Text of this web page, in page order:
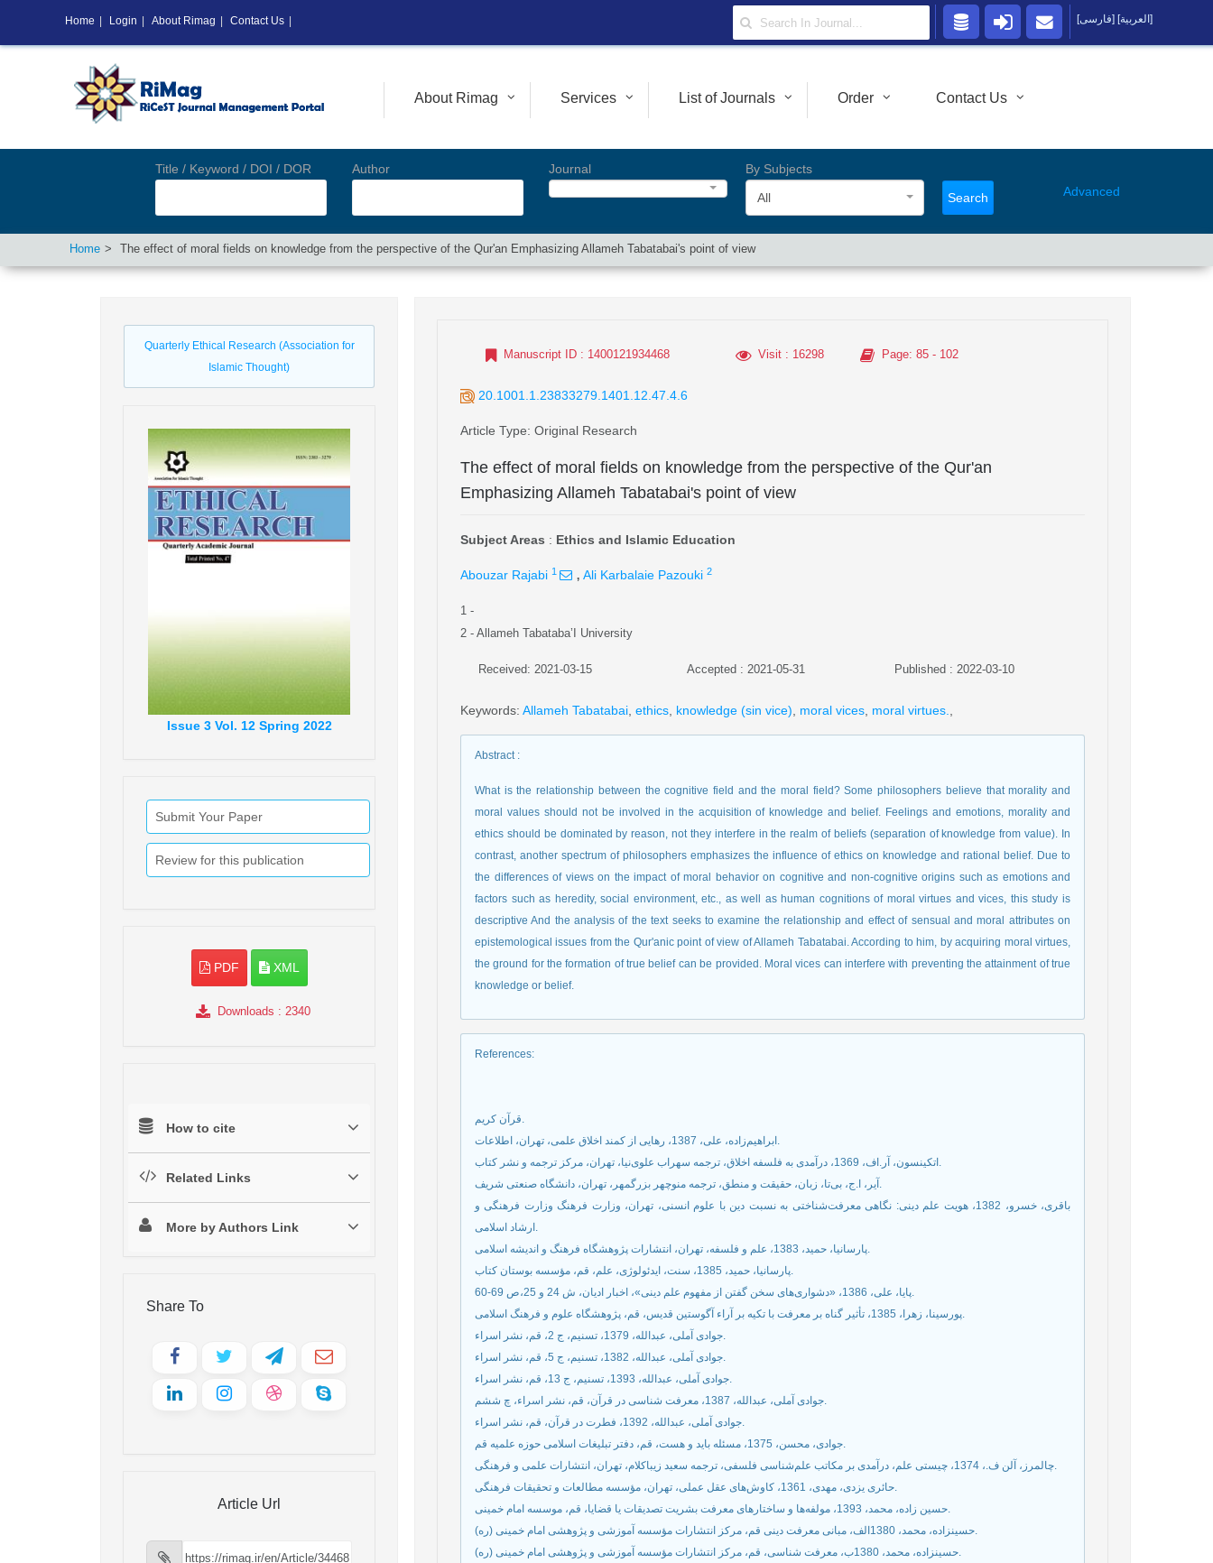
About Rimag Services List of Journals Order Contact Us
Title / Keyword / DOI / DOR Author Journal
By Subjects
All
Search Advanced
Home The effect of moral fields on knowledge from the perspective of the Qur'an Emphasizing Allameh Tabatabai's point of view
Quarterly Ethical Research (Association for
Islamic Thought)
Issue3 Vol. 12 Spring 2022
Submit Your Paper
Review for this publication
PDF XML
Downloads : 2340
How to cite
Related Links
More by Authors Link
Share To
Article Url
Manuscript ID : 1400121934468 Visit: 16298 Page: 85 - 102
20.1001.1.23833279.1401.12.47.4.6
Article Type: Original Research
The effect of moral fields on knowledge from the perspective of the Qur'an
Emphasizing Allameh Tabatabai's point of view
Subject Areas : Ethics and Islamic Education
Abouzar Rajabi 1 , Ali Karbalaie Pazouki 2
1 -
2 - Allameh Tabataba’I University
Received: 2021-03-15 Accepted : 2021-05-31 Published : 2022-03-10
Keywords: Allameh Tabatabai ethics knowledge (sin vice) moral vices moral virtues.
Abstract:
What is the relationship between the cognitive field and the moral field? Some philosophers believe that morality and
moral values should not be involved in the acquisition of knowledge and belief. Feelings and emotions, morality and
ethics should be dominated by reason, not they interfere in the realm of beliefs (separation of knowledge from value). In
contrast, another spectrum of philosophers emphasizes the influence of ethics on knowledge and rational belief. Due to
the differences of views on the impact of moral behavior on cognitive and non-cognitive origins such as emotions and
factors such as heredity, social environment, etc., as well as human cognitions of moral virtues and vices, this study is
descriptive And the analysis of the text seeks to examine the relationship and effect of sensual and moral attributes on
epistemological issues from the Qur'anic point of view of Allameh Tabatabai. According to him, by acquiring moral virtues,
the ground for the formation of true belief can be provided. Moral vices can interfere with preventing the attainment of true
knowledge or belief.
References:
قرآن کریم.
ابراهیم‌زاده، علی، 1387، رهایی از کمند اخلاق علمی، تهران، اطلاعات.
اتکینسون، آر.اف، 1369، درآمدی به فلسفه اخلاق، ترجمه سهراب علوی‌نیا، تهران، مرکز ترجمه و نشر کتاب.
آیر، ا.ج، بی‌تا، زبان، حقیقت و منطق، ترجمه منوچهر بزرگمهر، تهران، دانشگاه صنعتی شریف.
باقری، خسرو، 1382، هویت علم دینی: نگاهی معرفت‌شناختی به نسبت دین با علوم انسنی، تهران، وزارت فرهنگ وزارت فرهنگی و
ارشاد اسلامی.
پارسانیا، حمید، 1383، علم و فلسفه،‌ تهران، انتشارات پژوهشگاه فرهنگ و اندیشه اسلامی.
پارسانیا، حمید، 1385، سنت، ایدئولوژی، علم، قم، مؤسسه بوستان کتاب.
پایا، علی، 1386،‌ «دشواری‌های سخن گفتن از مفهوم علم دینی»، اخبار ادیان، ش 24 و 25،‌ص 69-60.
پورسینا، زهرا، 1385، تأثیر گناه بر معرفت با تکیه بر آراء آگوستین قدیس، قم، پژوهشگاه علوم و فرهنگ اسلامی.
جوادی آملی، عبدالله، 1379، تسنیم، ج 2، قم، نشر اسراء.
جوادی آملی، عبدالله، 1382، تسنیم، ج 5، قم، نشر اسراء.
جوادی آملی، عبدالله، 1393، تسنیم، ج 13، قم، نشر اسراء.
جوادی آملی، عبدالله، 1387، معرفت شناسی در قرآن، قم، نشر اسراء، چ ششم.
جوادی آملی، عبدالله، 1392، فطرت در قرآن، قم، نشر اسراء.
جوادی، محسن، 1375، مسئله باید و هست، قم، دفتر تبلیغات اسلامی حوزه علمیه قم.
چالمرز، آلن ف.، 1374، ‌چیستی علم، درآمدی بر مکاتب علم‌شناسی فلسفی،‌ ترجمه سعید زیباکلام، تهران، انتشارات علمی و فرهنگی.
حائری یزدی، مهدی، 1361، کاوش‌های عقل عملی،‌ تهران، مؤسسه مطالعات و تحقیقات فرهنگی.
حسین زاده، محمد، 1393، مولفه‌ها و ساختار‌های معرفت بشریت تصدیقات یا قضایا، قم، موسسه امام خمینی.
حسين‏زاده، محمد، 1380الف، مبانى معرفت دينى قم، مركز انتشارات مؤسسه آموزشى و پژوهشى امام خمينى (ره).
حسين‏زاده، محمد، 1380ب، معرفت شناسى، قم، مركز انتشارات مؤسسه آموزشى و پژوهشى امام خمينى (ره).
Home Login About Rimag Contact Us [فارسی] [العربية]